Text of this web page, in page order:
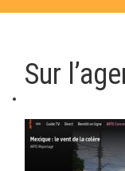
Sur